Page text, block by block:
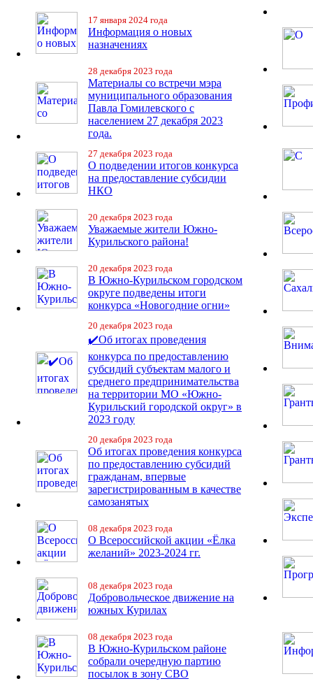
17 января 2024 года
Информация о новых
назначениях
28 декабря 2023 года
Материалы со встречи мэра
муниципального образования
Павла Гомилевского с
населением 27 декабря 2023
года.
27 декабря 2023 года
О подведении итогов конкурса
на предоставление субсидии
НКО
20 декабря 2023 года
Уважаемые жители Южно-
Курильского района!
20 декабря 2023 года
В Южно-Курильском городском
округе подведены итоги
конкурса «Новогодние огни»
20 декабря 2023 года
✔️Об итогах проведения
конкурса по предоставлению
субсидий субъектам малого и
среднего предпринимательства
на территории МО «Южно-
Курильский городской округ» в
2023 году
20 декабря 2023 года
Об итогах проведения конкурса
по предоставлению субсидий
гражданам, впервые
зарегистрированным в качестве
самозанятых
08 декабря 2023 года
О Всероссийской акции «Ёлка
желаний» 2023-2024 гг.
08 декабря 2023 года
Добровольческое движение на
южных Курилах
08 декабря 2023 года
В Южно-Курильском районе
собрали очередную партию
посылок в зону СВО